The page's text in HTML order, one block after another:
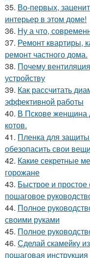
35. Во-первых,
интерьер в этом доме!
36. Ну а что,
37. Ремонт квартиры,
ремонт частного дома.
38. Почему
устройству
39. Как рассчитать
эффективной работы
40. В Пскове женщина
котов.
41. Пленка для
обезопасить свои вещи
42. Какие секретные
горожане
43. Быстрое и простое
пошаговое
44. Полное
своими руками
45. Полное
46. Сделай скамейку
пошаговая инструкция